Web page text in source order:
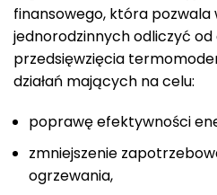
finansowego, która pozwala
jednorodzinnych odliczyć
przedsięwzięcia
działań mających na celu:
poprawę efektywności
zmniejszenie
ogrzewania,